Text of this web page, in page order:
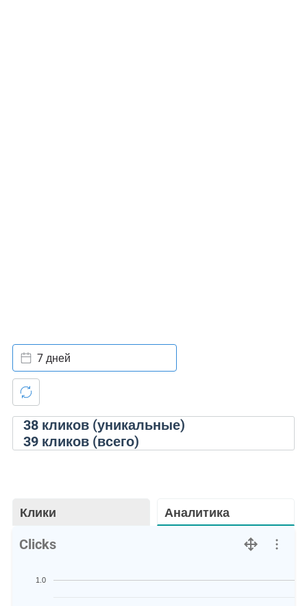
38кликов (уникальные)
39кликов (всего)
7 дней
Клики Аналитика
Clicks
1.0